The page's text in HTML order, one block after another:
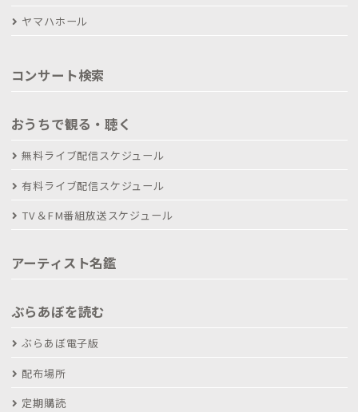
ヤマハホール
コンサート検索
おうちで観る・聴く
無料ライブ配信スケジュール
有料ライブ配信スケジュール
TV＆FM番組放送スケジュール
アーティスト名鑑
ぶらあぼを読む
ぶらあぼ電子版
配布場所
定期購読